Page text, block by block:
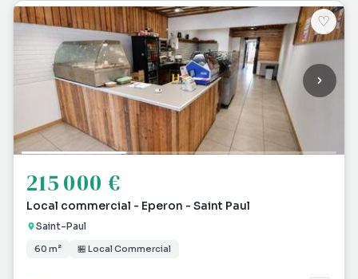
♡
215 000 €
Local commercial - Eperon - Saint Paul
Saint-Paul
60 m² 🏪 Local Commercial